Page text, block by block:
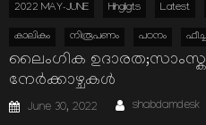
2022 MAY-JUNE Hihgligts Latest
കാലികം നിരൂപണം പഠനം
ലൈംഗിക
നേര്‍ക്കാഴ്ചകള്‍
Posted
on
June 30, 2022 Author
shabdamdesk